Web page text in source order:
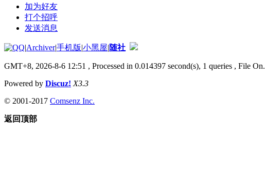
加为好友
打个招呼
发送消息
|Archiver|手机版|小黑屋|随社
GMT+8, 2026-8-6 12:51 , Processed in 0.014397 second(s), 1 queries , File On.
Powered by Discuz! X3.3
© 2001-2017 Comsenz Inc.
返回顶部